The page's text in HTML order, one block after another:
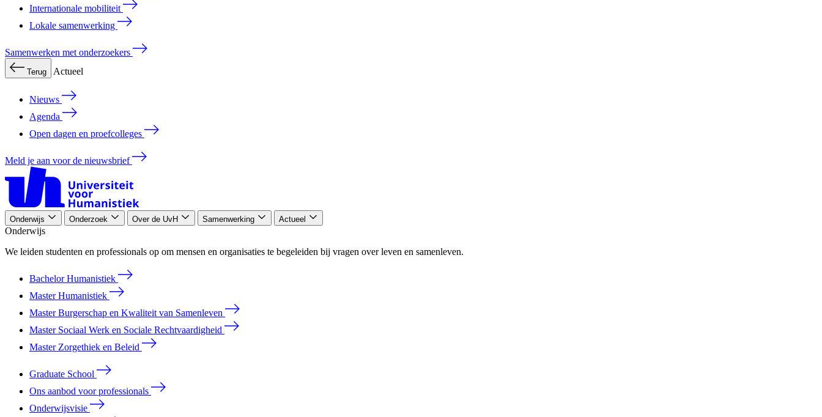
Internationale mobiliteit
Lokale samenwerking
Samenwerken met onderzoekers
Terug Actueel
Nieuws
Agenda
Open dagen en proefcolleges
Meld je aan voor de nieuwsbrief
Onderwijs Onderzoek Over de UvH Samenwerking Actueel
Onderwijs
We leiden studenten en professionals op om mensen en organisaties te begeleiden bij vragen over leven en samenleven.
Bachelor Humanistiek
Master Humanistiek
Master Burgerschap en Kwaliteit van Samenleven
Master Sociaal Werk en Sociale Rechtvaardigheid
Master Zorgethiek en Beleid
Graduate School
Ons aanbod voor professionals
Onderwijsvisie